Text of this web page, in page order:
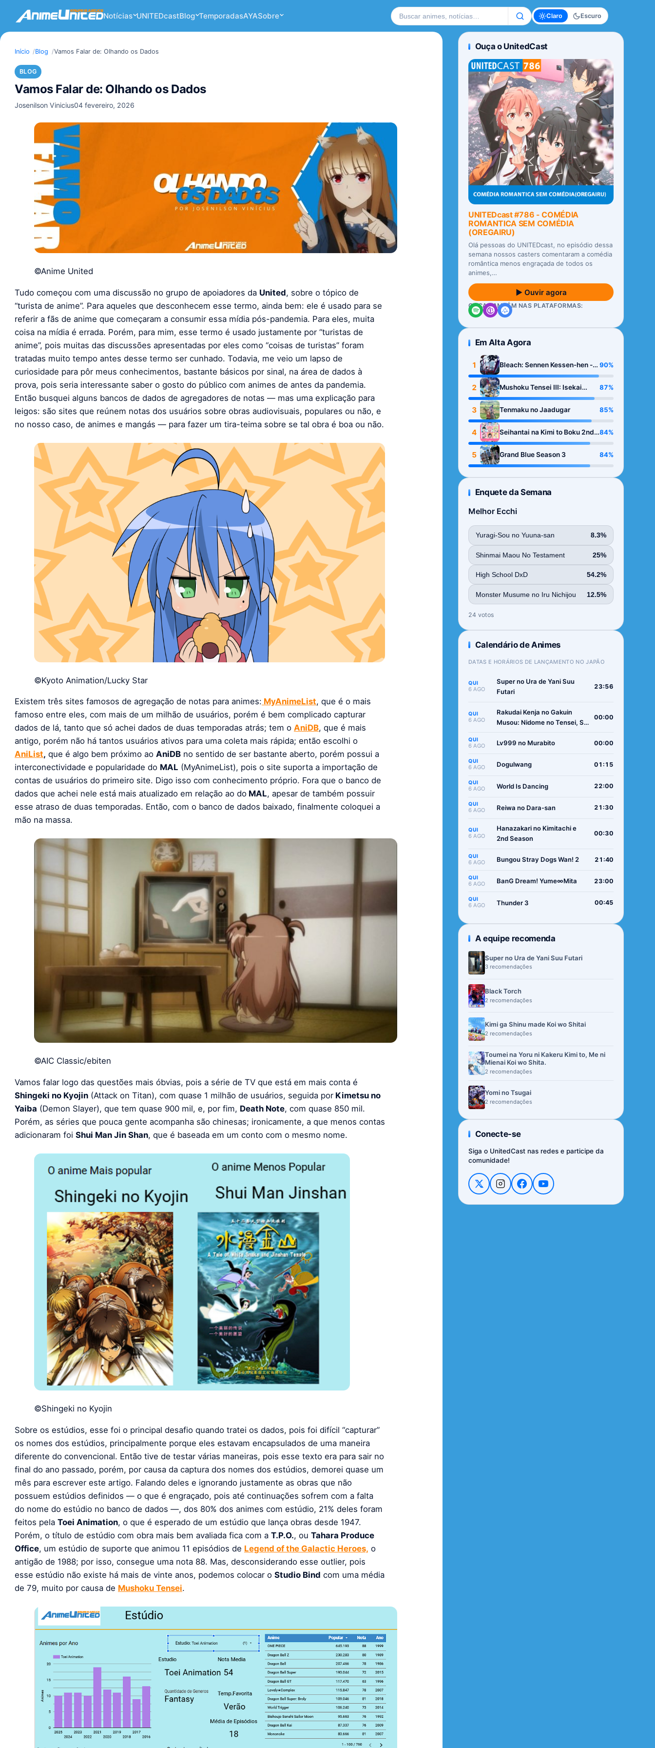
Notícias UNITEDcastBlog TemporadasAYASobre Buscar no site Claro Escuro
Início Blog Vamos Falar de: Olhando os Dados
BLOG
Vamos Falar de: Olhando os Dados
Josenilson Vinicius04 fevereiro, 2026
©Anime United
Tudo começou com uma discussão no grupo de apoiadores da United, sobre o tópico de
“turista de anime”. Para aqueles que desconhecem esse termo, ainda bem: ele é usado para se
referir a fãs de anime que começaram a consumir essa mídia pós-pandemia. Para eles, muita
coisa na mídia é errada. Porém, para mim, esse termo é usado justamente por “turistas de
anime”, pois muitas das discussões apresentadas por eles como “coisas de turistas” foram
tratadas muito tempo antes desse termo ser cunhado. Todavia, me veio um lapso de
curiosidade para pôr meus conhecimentos, bastante básicos por sinal, na área de dados à
prova, pois seria interessante saber o gosto do público com animes de antes da pandemia.
Então busquei alguns bancos de dados de agregadores de notas — mas uma explicação para
leigos: são sites que reúnem notas dos usuários sobre obras audiovisuais, populares ou não, e
no nosso caso, de animes e mangás — para fazer um tira-teima sobre se tal obra é boa ou não.
©Kyoto Animation/Lucky Star
Existem três sites famosos de agregação de notas para animes: MyAnimeList, que é o mais
famoso entre eles, com mais de um milhão de usuários, porém é bem complicado capturar
dados de lá, tanto que só achei dados de duas temporadas atrás; tem o AniDB, que é mais
antigo, porém não há tantos usuários ativos para uma coleta mais rápida; então escolhi o
AniList, que é algo bem próximo ao AniDB no sentido de ser bastante aberto, porém possui a
interconectividade e popularidade do MAL (MyAnimeList), pois o site suporta a importação de
contas de usuários do primeiro site. Digo isso com conhecimento próprio. Fora que o banco de
dados que achei nele está mais atualizado em relação ao do MAL, apesar de também possuir
esse atraso de duas temporadas. Então, com o banco de dados baixado, finalmente coloquei a
mão na massa.
©AIC Classic/ebiten
Vamos falar logo das questões mais óbvias, pois a série de TV que está em mais conta é
Shingeki no Kyojin (Attack on Titan), com quase 1 milhão de usuários, seguida por Kimetsu no
Yaiba (Demon Slayer), que tem quase 900 mil, e, por fim, Death Note, com quase 850 mil.
Porém, as séries que pouca gente acompanha são chinesas; ironicamente, a que menos contas
adicionaram foi Shui Man Jin Shan, que é baseada em um conto com o mesmo nome.
©Shingeki no Kyojin
Sobre os estúdios, esse foi o principal desafio quando tratei os dados, pois foi difícil “capturar”
os nomes dos estúdios, principalmente porque eles estavam encapsulados de uma maneira
diferente do convencional. Então tive de testar várias maneiras, pois esse texto era para sair no
final do ano passado, porém, por causa da captura dos nomes dos estúdios, demorei quase um
mês para escrever este artigo. Falando deles e ignorando justamente as obras que não
possuem estúdios definidos — o que é engraçado, pois até continuações sofrem com a falta
do nome do estúdio no banco de dados —, dos 80% dos animes com estúdio, 21% deles foram
feitos pela Toei Animation, o que é esperado de um estúdio que lança obras desde 1947.
Porém, o título de estúdio com obra mais bem avaliada fica com a T.P.O., ou Tahara Produce
Office, um estúdio de suporte que animou 11 episódios de Legend of the Galactic Heroes, o
antigão de 1988; por isso, consegue uma nota 88. Mas, desconsiderando esse outlier, pois
esse estúdio não existe há mais de vinte anos, podemos colocar o Studio Bind com uma média
de 79, muito por causa de Mushoku Tensei.
Ouça o UnitedCast
UNITEDcast #786 - COMÉDIA
ROMANTICA SEM COMÉDIA
(OREGAIRU)
Olá pessoas do UNITEDcast, no episódio dessa
semana nossos casters comentaram a comédia
romântica menos engraçada de todos os
animes,…
▶ Ouvir agora
OUÇA TAMBÉM NAS PLATAFORMAS:
Em Alta Agora
1
Bleach: Sennen Kessen-hen -
Kashin-tan
90%
2
Mushoku Tensei III: Isekai
Ittara Honki Dasu
87%
3 Tenmaku no Jaadugar 85%
4
Seihantai na Kimi to Boku 2nd
Season
84%
5 Grand Blue Season 3 84%
Enquete da Semana
Melhor Ecchi
Yuragi-Sou no Yuuna-san 8.3%
Shinmai Maou No Testament 25%
High School DxD 54.2%
Monster Musume no Iru Nichijou 12.5%
24 votos
Calendário de Animes
DATAS E HORÁRIOS DE LANÇAMENTO NO JAPÃO
QUI
6 AGO
Super no Ura de Yani Suu
Futari
23:56
QUI
6 AGO
Rakudai Kenja no Gakuin
Musou: Nidome no Tensei, S-
Boukenroku
00:00
QUI
6 AGO Lv999 no Murabito 00:00
QUI
6 AGO Dogulwang 01:15
QUI
6 AGO World Is Dancing 22:00
QUI
6 AGO Reiwa no Dara-san 21:30
QUI
6 AGO
Hanazakari no Kimitachi e
2nd Season
00:30
QUI
6 AGO Bungou Stray Dogs Wan! 2 21:40
QUI
6 AGO BanG Dream! Yume∞Mita 23:00
QUI
6 AGO Thunder 3 00:45
A equipe recomenda
Super no Ura de Yani Suu Futari
3 recomendações
Black Torch
2 recomendações
Kimi ga Shinu made Koi wo Shitai
2 recomendações
Toumei na Yoru ni Kakeru Kimi to, Me ni
Mienai Koi wo Shita.
2 recomendações
Yomi no Tsugai
2 recomendações
Conecte-se
Siga o UnitedCast nas redes e participe da
comunidade!